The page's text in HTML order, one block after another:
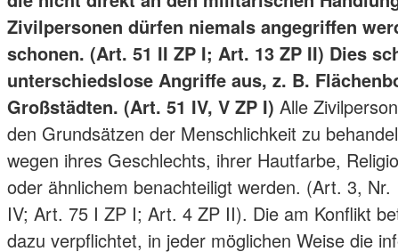
Zivilpersonen dürfen niemals angegriffen
schonen. (Art. 51 II ZP I; Art. 13 ZP II) Dies
unterschiedslose Angriffe aus, z. B.
Großstädten. (Art. 51 IV, V ZP I) Alle
den Grundsätzen der Menschlichkeit zu
wegen ihres Geschlechts, ihrer Hautfarbe,
oder ähnlichem benachteiligt werden. (Art. 3,
IV; Art. 75 I ZP I; Art. 4 ZP II). Die am Konflikt
dazu verpflichtet, in jeder möglichen Weise die